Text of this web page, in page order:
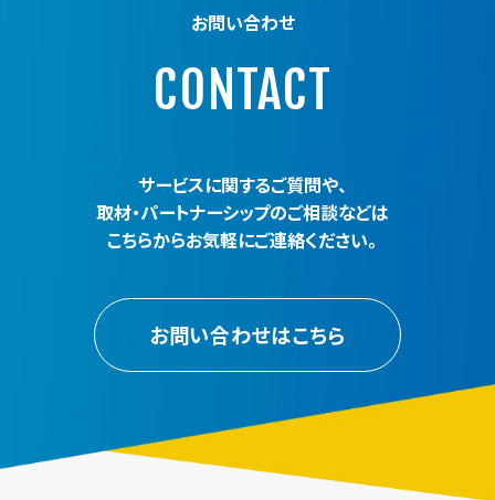
お問い合わせ
CONTACT
サービスに関するご質問や、
取材・パートナーシップのご相談などは
こちらからお気軽にご連絡ください。
お問い合わせはこちら